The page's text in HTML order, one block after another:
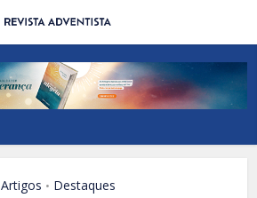
Artigos • Destaques